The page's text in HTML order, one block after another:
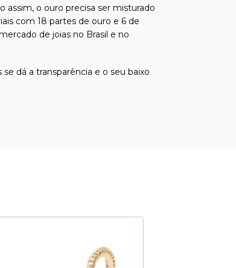
assim, o ouro precisa ser misturado
com 18 partes de ouro e 6 de
de joias no Brasil e no
dá a transparência e o seu baixo